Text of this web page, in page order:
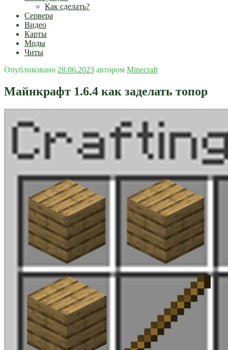
Как сделать?
Сервера
Видео
Карты
Моды
Читы
Опубликовано 28.06.2023 автором Minecraft
Майнкрафт 1.6.4 как заделать топор